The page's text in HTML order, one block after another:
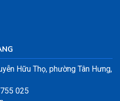
Hữu Thọ, phường Tân Hưng,
025